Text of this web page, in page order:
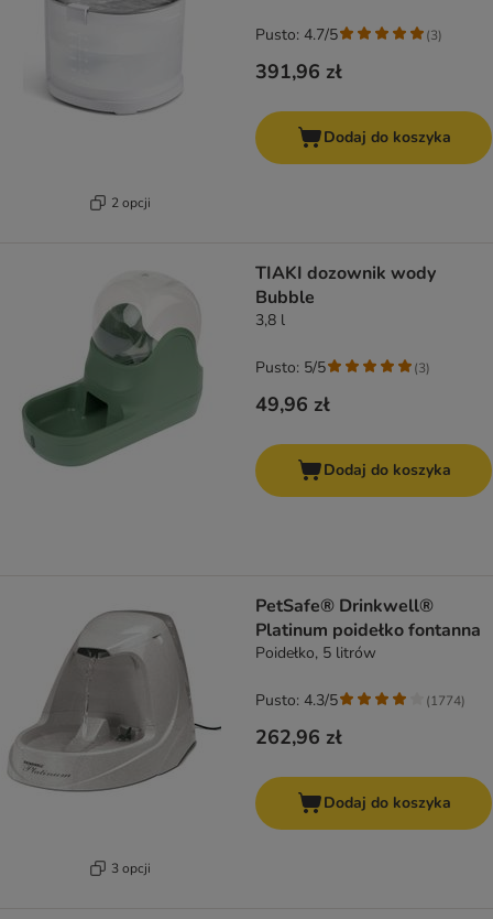
2 opcji
391,96 zł
Pusto: 4.7/5 (3)
Dodaj do koszyka
TIAKI dozownik wody
Bubble
3,8 l
49,96 zł
Pusto: 5/5 (3)
Dodaj do koszyka
3 opcji
PetSafe® Drinkwell®
Platinum poidełko fontanna
Poidełko, 5 litrów
262,96 zł
Pusto: 4.3/5 (1774)
Dodaj do koszyka